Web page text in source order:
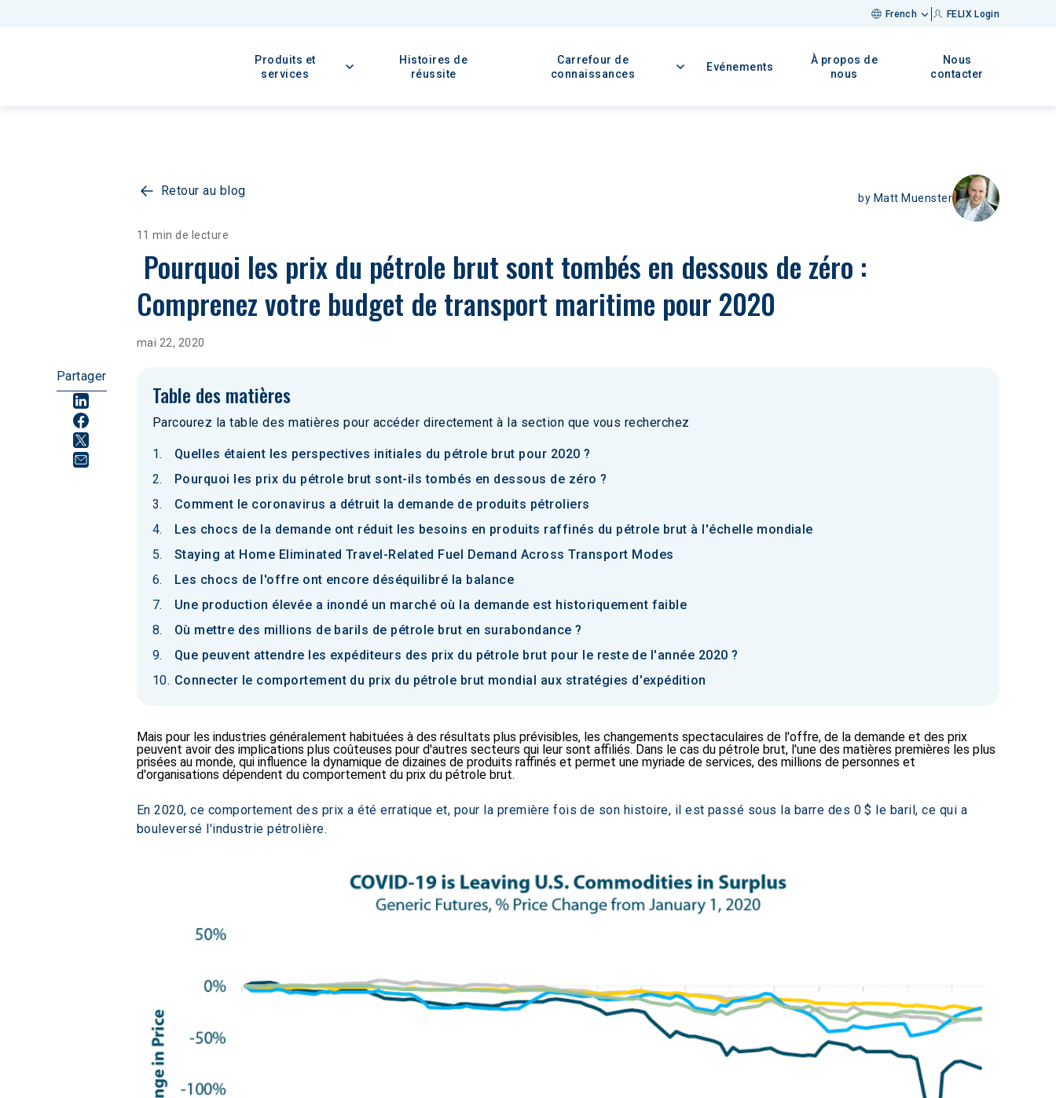
French FELIX Login
Produits et
services
Histoires de
réussite
Carrefour de
connaissances
Evénements
À propos de
nous
Nous
contacter
Retour au blog by Matt Muenster
11 min de lecture
Comprenez votre budget de transport maritime pour 2020
mai 22, 2020
Partager
Table des matières
Parcourez la table des matières pour accéder directement à la section que vous recherchez
Quelles étaient les perspectives initiales du pétrole brut pour 2020 ?
Pourquoi les prix du pétrole brut sont-ils tombés en dessous de zéro ?
Comment le coronavirus a détruit la demande de produits pétroliers
Les chocs de la demande ont réduit les besoins en produits raffinés du pétrole brut à l'échelle mondiale
Staying at Home Eliminated Travel-Related Fuel Demand Across Transport Modes
Les chocs de l'offre ont encore déséquilibré la balance
Une production élevée a inondé un marché où la demande est historiquement faible
Où mettre des millions de barils de pétrole brut en surabondance ?
Que peuvent attendre les expéditeurs des prix du pétrole brut pour le reste de l'année 2020 ?
Connecter le comportement du prix du pétrole brut mondial aux stratégies d'expédition
Mais pour les industries généralement habituées à des résultats plus prévisibles, les changements spectaculaires de l'offre, de la demande et des prix
peuvent avoir des implications plus coûteuses pour d'autres secteurs qui leur sont affiliés. Dans le cas du pétrole brut, l'une des matières premières les plus
prisées au monde, qui influence la dynamique de dizaines de produits raffinés et permet une myriade de services, des millions de personnes et
d'organisations dépendent du comportement du prix du pétrole brut.
En 2020, ce comportement des prix a été erratique et, pour la première fois de son histoire, il est passé sous la barre des 0 $ le baril, ce qui a
bouleversé l'industrie pétrolière.